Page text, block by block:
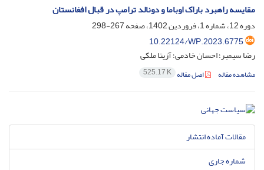
مقایسه راهبرد باراک اوباما و دونالد ترامپ در قبال افغانستان
دوره 12، شماره 1، فروردین 1402، صفحه
267-298
10.22124/WP.2023.6775
رضا سیمبر؛ احسان خادمی؛ آزیتا ملکی
مشاهده مقاله اصل مقاله 525.17 K
مقالات آماده انتشار
شماره جاری